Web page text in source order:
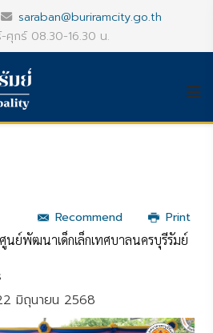
saraban@buriramcity.go.th
ศุกร์ 08.30-16.30 น.
Recommend
Print
นย์พัฒนาเด็กเล็กเทศบาลนครบุรีรัมย์
มิถุนายน 2568